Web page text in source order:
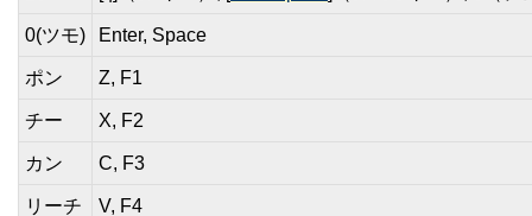
0(ツモ) Enter, Space
ポン Z, F1
チー X, F2
カン C, F3
リーチ V, F4